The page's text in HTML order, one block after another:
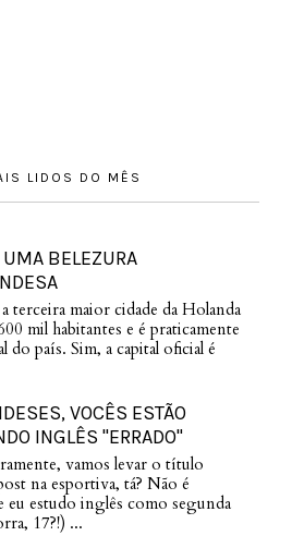
LIDOS DO MÊS
BELEZURA
terceira maior cidade da Holanda
mil habitantes e é praticamente
do país. Sim, a capital oficial é
VOCÊS ESTÃO
INGLÊS "ERRADO"
vamos levar o título
na esportiva, tá? Não é
eu estudo inglês como segunda
17?!) ...